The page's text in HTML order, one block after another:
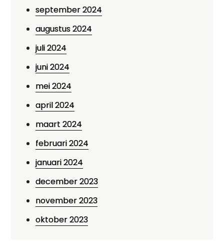
september 2024
augustus 2024
juli 2024
juni 2024
mei 2024
april 2024
maart 2024
februari 2024
januari 2024
december 2023
november 2023
oktober 2023